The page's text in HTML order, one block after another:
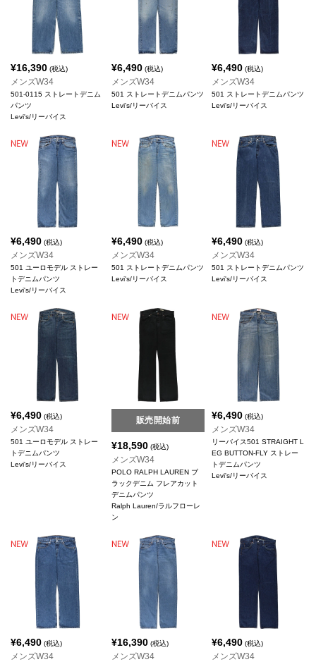
¥16,390 (税込)
メンズW34
501-0115 ストレートデニム
パンツ
Levi's/リーバイス
¥6,490(税込)
メンズW34
501 ストレートデニムパンツ
Levi's/リーバイス
¥6,490 (税込)
メンズW34
501 ストレートデニムパンツ
Levi's/リーバイス
¥6,490 (税込)
メンズW34
501 ユーロモデル ストレー
トデニムパンツ
Levi's/リーバイス
¥6,490(税込)
メンズW34
501 ストレートデニムパンツ
Levi's/リーバイス
¥6,490 (税込)
メンズW34
501 ストレートデニムパンツ
Levi's/リーバイス
¥6,490 (税込)
メンズW34
501 ユーロモデル ストレー
トデニムパンツ
Levi's/リーバイス
販売開始前
¥18,590(税込)
メンズW34
POLO RALPH LAUREN ブ
ラックデニム フレアカット
デニムパンツ
Ralph Lauren/ラルフローレ
ン
¥6,490 (税込)
メンズW34
リーバイス501 STRAIGHT L
EG BUTTON-FLY ストレー
トデニムパンツ
Levi's/リーバイス
¥6,490 (税込)
メンズW34
¥16,390(税込)
メンズW34
¥6,490 (税込)
メンズW34